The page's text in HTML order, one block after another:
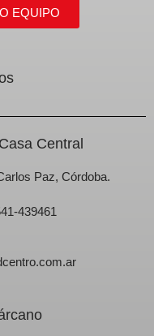
EQUIPO
Central
Paz, Córdoba.
439461